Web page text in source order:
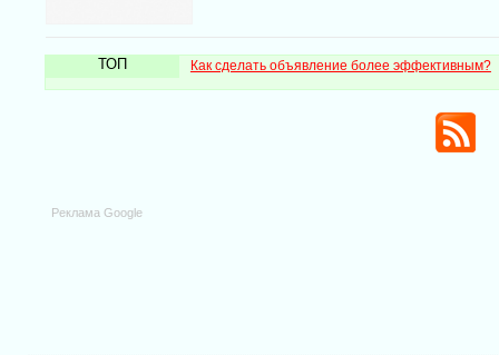
ТОП Как сделать объявление более эффективным?
Реклама Google